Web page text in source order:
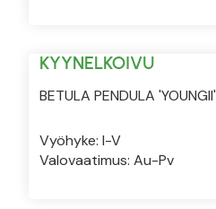
KYYNELKOIVU
BETULA PENDULA 'YOUNGII'
Vyöhyke: I-V
Valovaatimus: Au-Pv